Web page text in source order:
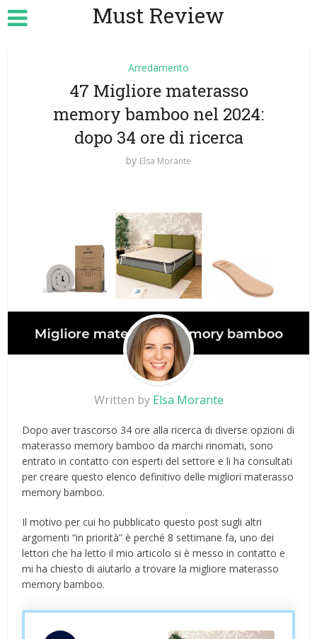
Must Review
Arredamento
47 Migliore materasso
memory bamboo nel 2024:
dopo 34 ore di ricerca
by Elsa Morante
Written by Elsa Morante
Dopo aver trascorso 34 ore alla ricerca di diverse opzioni di
materasso memory bamboo da marchi rinomati, sono
entrato in contatto con esperti del settore e li ha consultati
per creare questo elenco definitivo delle migliori materasso
memory bamboo.
Il motivo per cui ho pubblicato questo post sugli altri
argomenti “in priorità” è perché 8 settimane fa, uno dei
lettori che ha letto il mio articolo si è messo in contatto e
mi ha chiesto di aiutarlo a trovare la migliore materasso
memory bamboo.